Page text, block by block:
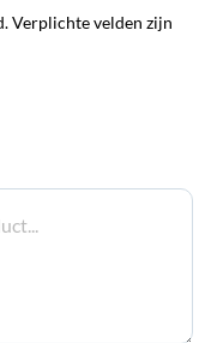
Verplichte velden zijn